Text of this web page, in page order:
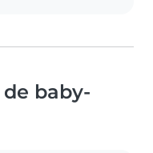
baby-